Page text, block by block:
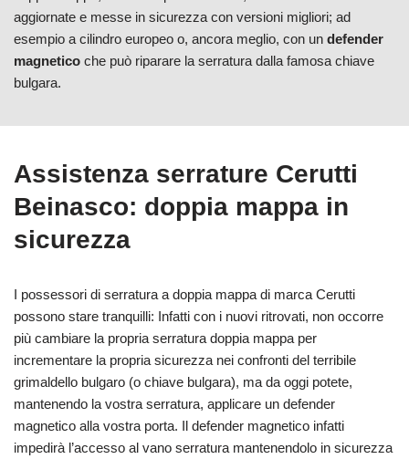
aggiornate e messe in sicurezza con versioni migliori; ad
esempio a cilindro europeo o, ancora meglio, con un defender
magnetico che può riparare la serratura dalla famosa chiave
bulgara.
Assistenza serrature Cerutti
Beinasco: doppia mappa in
sicurezza
I possessori di serratura a doppia mappa di marca Cerutti
possono stare tranquilli: Infatti con i nuovi ritrovati, non occorre
più cambiare la propria serratura doppia mappa per
incrementare la propria sicurezza nei confronti del terribile
grimaldello bulgaro (o chiave bulgara), ma da oggi potete,
mantenendo la vostra serratura, applicare un defender
magnetico alla vostra porta. Il defender magnetico infatti
impedirà l’accesso al vano serratura mantenendolo in sicurezza